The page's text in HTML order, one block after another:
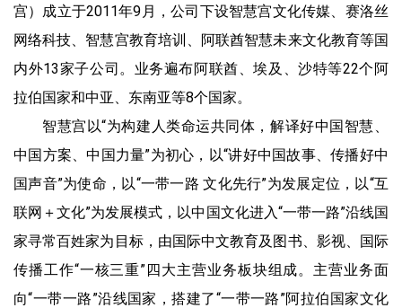
宫）成立于2011年9月，公司下设智慧宫文化传媒、赛洛丝
网络科技、智慧宫教育培训、阿联酋智慧未来文化教育等国
内外13家子公司。业务遍布阿联酋、埃及、沙特等22个阿
拉伯国家和中亚、东南亚等8个国家。
智慧宫以“为构建人类命运共同体，解译好中国智慧、
中国方案、中国力量”为初心，以“讲好中国故事、传播好中
国声音”为使命，以“一带一路 文化先行”为发展定位，以“互
联网＋文化”为发展模式，以中国文化进入“一带一路”沿线国
家寻常百姓家为目标，由国际中文教育及图书、影视、国际
传播工作“一核三重”四大主营业务板块组成。主营业务面
向“一带一路”沿线国家，搭建了“一带一路”阿拉伯国家文化